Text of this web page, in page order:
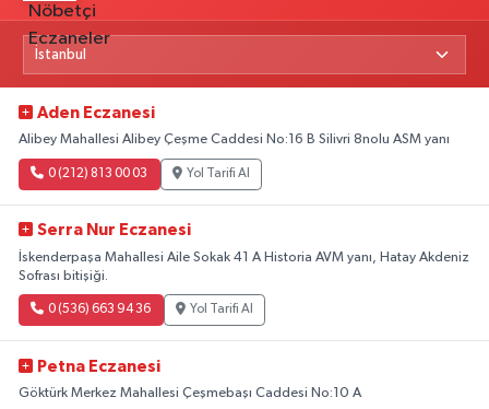
Aden Eczanesi
Alibey Mahallesi Alibey Çeşme Caddesi No:16 B Silivri 8nolu ASM yanı
0 (212) 813 00 03 Yol Tarifi Al
Serra Nur Eczanesi
İskenderpaşa Mahallesi Aile Sokak 41 A Historia AVM yanı, Hatay Akdeniz
Sofrası bitişiği.
0 (536) 663 94 36 Yol Tarifi Al
Petna Eczanesi
Göktürk Merkez Mahallesi Çeşmebaşı Caddesi No:10 A